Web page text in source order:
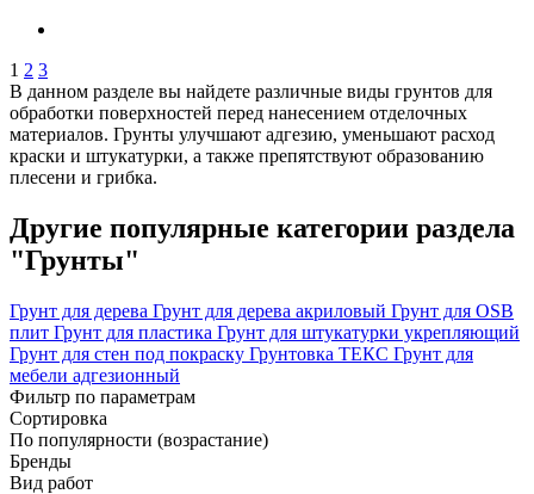
1 2 3
В данном разделе вы найдете различные виды грунтов для
обработки поверхностей перед нанесением отделочных
материалов. Грунты улучшают адгезию, уменьшают расход
краски и штукатурки, а также препятствуют образованию
плесени и грибка.
Другие популярные категории раздела
"Грунты"
Грунт для дерева Грунт для дерева акриловый Грунт для OSB
плит Грунт для пластика Грунт для штукатурки укрепляющий
Грунт для стен под покраску Грунтовка ТЕКС Грунт для
мебели адгезионный
Фильтр по параметрам
Сортировка
По популярности (возрастание)
Бренды
Вид работ